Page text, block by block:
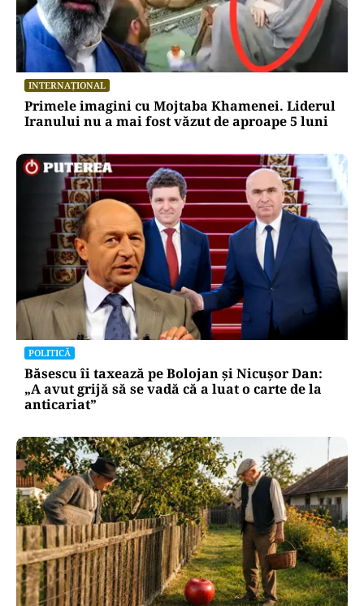
INTERNAȚIONAL
Primele imagini cu Mojtaba Khamenei. Liderul
Iranului nu a mai fost văzut de aproape 5 luni
POLITICĂ
Băsescu îi taxează pe Bolojan și Nicușor Dan:
„A avut grijă să se vadă că a luat o carte de la
anticariat”